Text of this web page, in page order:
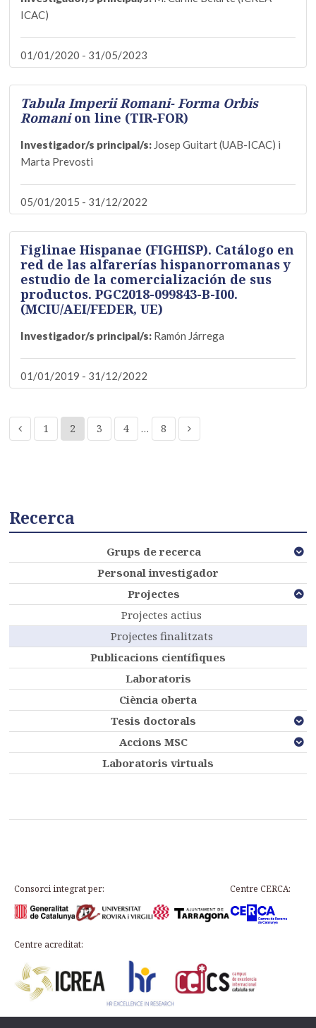
ICAC)
01/01/2020 - 31/05/2023
Tabula Imperii Romani- Forma Orbis
Romanion line (TIR-FOR)
Investigador/s principal/s: Josep Guitart (UAB-ICAC) i
Marta Prevosti
05/01/2015 - 31/12/2022
Figlinae Hispanae (FIGHISP). Catálogo en
red de las alfarerías hispanorromanas y
estudio de la comercialización de sus
productos. PGC2018-099843-B-I00.
(MCIU/AEI/FEDER, UE)
Investigador/s principal/s: Ramón Járrega
01/01/2019 - 31/12/2022
1 2 3 4 … 8
Recerca
Grups de recerca
Personal investigador
Projectes
Projectes actius
Projectes finalitzats
Publicacions científiques
Laboratoris
Ciència oberta
Tesis doctorals
Accions MSC
Laboratoris virtuals
Consorci integrat per: Centre CERCA:
Centre acreditat: